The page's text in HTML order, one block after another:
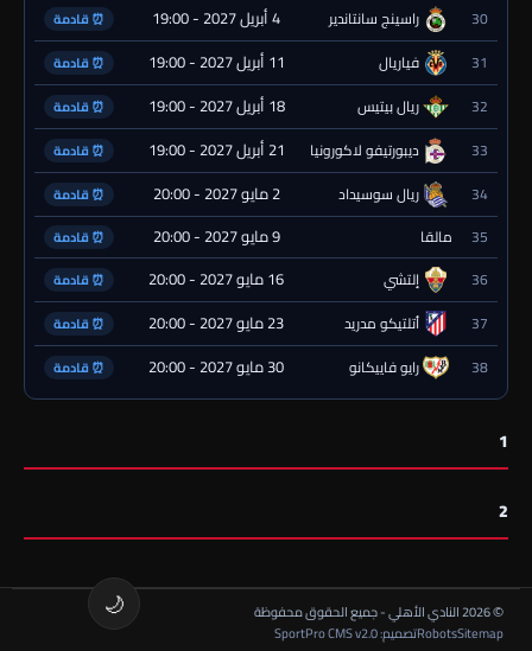
30 راسينج سانتاندير 4 أبريل 2027 - 19:00 ⏰ قادمة
31 فياريال 11 أبريل 2027 - 19:00 ⏰ قادمة
32 ريال بيتيس 18 أبريل 2027 - 19:00 ⏰ قادمة
33 ديبورتيفو لاكورونيا 21 أبريل 2027 - 19:00 ⏰ قادمة
34 ريال سوسيداد 2 مايو 2027 - 20:00 ⏰ قادمة
35 مالقا 9 مايو 2027 - 20:00 ⏰ قادمة
36 إلتشي 16 مايو 2027 - 20:00 ⏰ قادمة
37 أتلتيكو مدريد 23 مايو 2027 - 20:00 ⏰ قادمة
38 رايو فاييكانو 30 مايو 2027 - 20:00 ⏰ قادمة
1
2
© 2026 النادي الأهلي - جميع الحقوق محفوظة
Sitemap
Robotsتصميم: SportPro CMS v2.0
🌙